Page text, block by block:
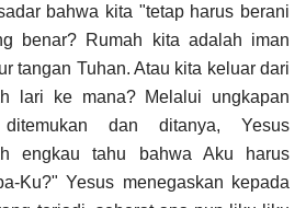
bahwa kita "tetap harus berani
benar? Rumah kita adalah iman
tangan Tuhan. Atau kita keluar dari
lari ke mana? Melalui ungkapan
dan ditanya, Yesus
engkau tahu bahwa Aku harus
Ku?" Yesus menegaskan kepada